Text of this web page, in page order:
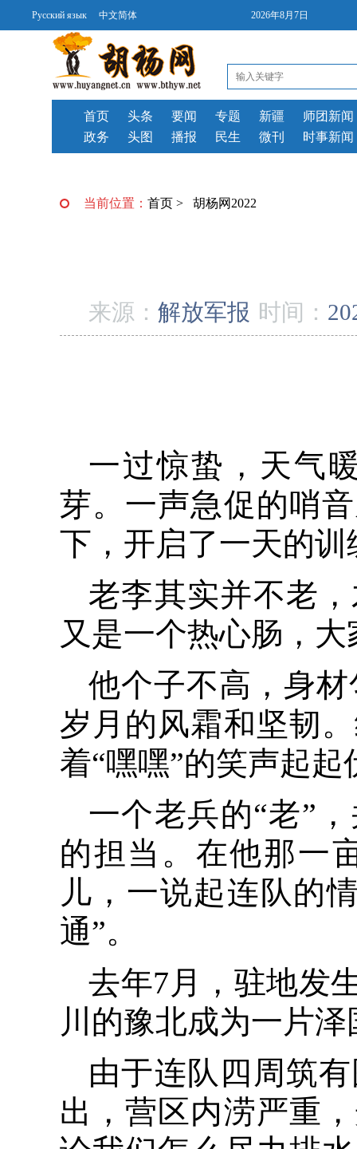
Русский язык 中文简体 2026年8月7日
首页 头条
要闻
政务
头图 播报
专题 新疆
师团新闻
民生
微刊 时事新闻
当前位置： 首页 > 胡杨网2022
来源： 解放军报 时间：
一过惊蛰，天气
芽。一声急促的哨
下，开启了一天的训
老李其实并不老
又是一个热心肠，
他个子不高，身
岁月的风霜和坚韧
着“嘿嘿”的笑声起
一个老兵的“老”
的担当。在他那一
儿，一说起连队的
通”。
去年7月，驻地发
川的豫北成为一片泽
由于连队四周筑
出，营区内涝严重